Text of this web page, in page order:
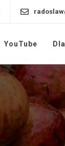
YouTube